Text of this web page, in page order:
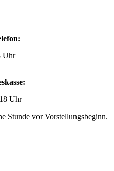
Uhr
Uhr
Stunde vor Vorstellungsbeginn.